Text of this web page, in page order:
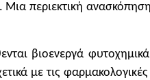
Μια περιεκτική
βιοενεργά
με τις